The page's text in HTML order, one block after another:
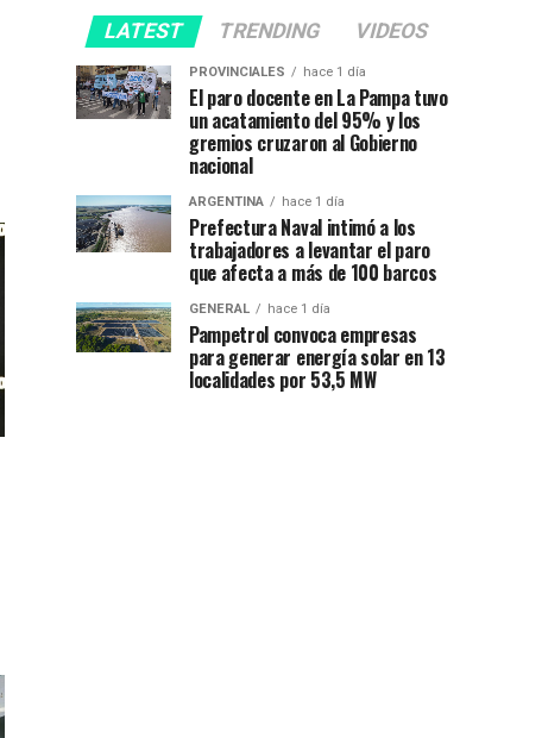
LATEST TRENDING VIDEOS
PROVINCIALES hace 1 día
El paro docente en La Pampa tuvo
un acatamiento del 95% y los
gremios cruzaron al Gobierno
nacional
ARGENTINA hace 1 día
Prefectura Naval intimó a los
trabajadores a levantar el paro
que afecta a más de 100 barcos
GENERAL hace 1 día
Pampetrol convoca empresas
para generar energía solar en 13
localidades por 53,5 MW